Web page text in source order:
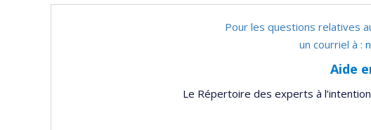
Pour les questions relatives
un courriel à :
Aide
Le Répertoire des experts à